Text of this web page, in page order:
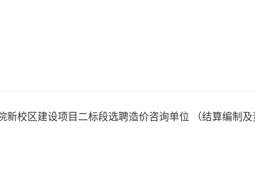
校区建设项目二标段选聘造价咨询单位 （结算编制